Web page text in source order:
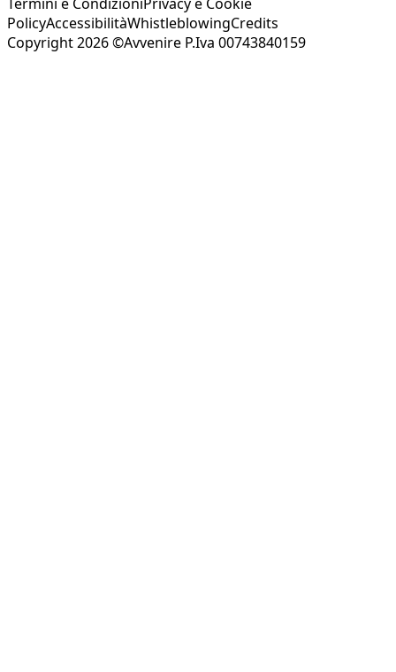
PolicyAccessibilitàWhistleblowingCredits
Copyright 2026 ©Avvenire P.Iva 00743840159